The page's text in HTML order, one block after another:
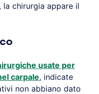
la chirurgia appare il
usate per
carpale, indicate
non abbiano dato